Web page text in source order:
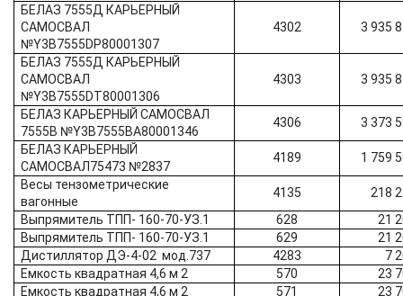
БЕЛАЗ 7555Д КАРЬЕРНЫЙ
САМОСВАЛ
№Y3B7555DP80001307
4302 3 935
БЕЛАЗ 7555Д КАРЬЕРНЫЙ
САМОСВАЛ
№Y3B7555DT80001306
4303 3 935
БЕЛАЗ КАРЬЕРНЫЙ САМОСВАЛ
7555В №Y3B7555BA80001346
4306
3 373
БЕЛАЗ КАРЬЕРНЫЙ
САМОСВАЛ75473 №2837
4189
1 759
Весы тензометрические
вагонные
4135
218
Выпрямитель ТПП- 160-70-УЗ.1
628
21
Выпрямитель ТПП- 160-70-УЗ.1
629
21
Дистиллятор ДЭ-4-02 мод.737
4283
7
Емкость квадратная 4,6 м 2
570
23
Емкость квадратная 4,6 м 2
571
23